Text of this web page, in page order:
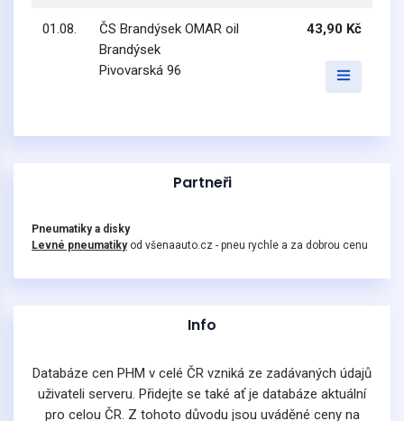
01.08.
ČS Brandýsek OMAR oil
Brandýsek
Pivovarská 96
43,90 Kč
Partneři
Pneumatiky a disky
Levné pneumatikyod všenaauto.cz - pneu rychle a za dobrou cenu
Info
Databáze cen PHM v celé ČR vzniká ze zadávaných údajů
uživateli serveru. Přidejte se také ať je databáze aktuální
pro celou ČR. Z tohoto důvodu jsou uváděné ceny na